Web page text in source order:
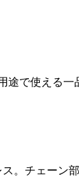
で使える
。チェーン